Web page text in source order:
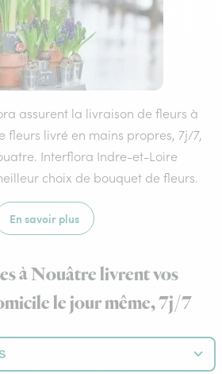
assurent la livraison de fleurs à
fleurs livré en mains propres, 7j/7,
Interflora Indre-et-Loire
choix de bouquet de fleurs.
En savoir plus
à Nouâtre livrent vos
le jour même, 7j/7